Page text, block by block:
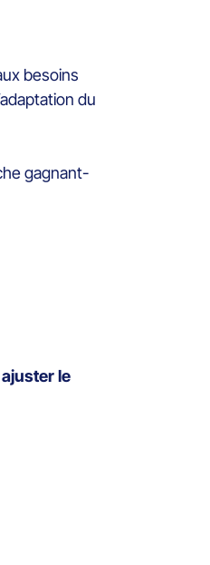
besoins
du
gagnant-
ajuster le